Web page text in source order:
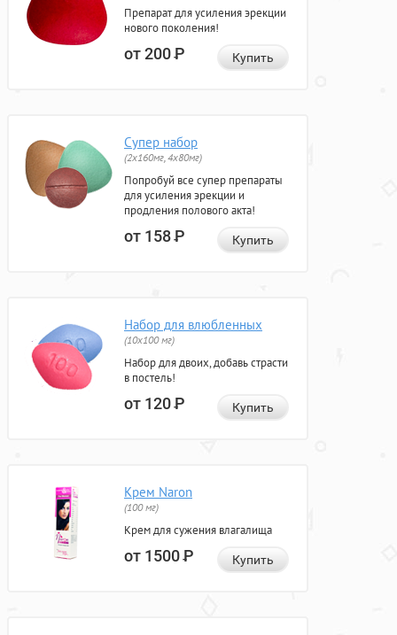
Препарат для усиления эрекции
нового поколения!
от 200Р Купить
Супер набор
(2х160мг, 4х80мг)
Попробуй все супер препараты
для усиления эрекции и
продления полового акта!
от 158Р Купить
Набор для влюбленных
(10х100 мг)
Набор для двоих, добавь страсти
в постель!
от 120Р Купить
Крем Naron
(100 мг)
Крем для сужения влагалища
от 1500Р Купить